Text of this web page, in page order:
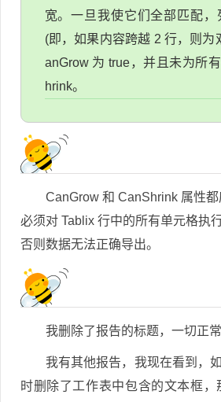
宽。一旦我使它们全部匹配，
(即，如果内容跨越 2 行，则为
anGrow 为 true，并且未为所
hrink。
CanGrow 和 CanShrink 属性
必须对 Tablix 行中的所有单元格执
否则数据无法正确导出。
我删除了报告的标题，一切正常
我有其他报告，我现在看到，
时删除了工作表中包含的文本框，